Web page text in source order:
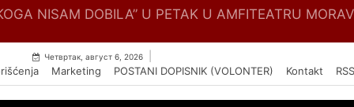
Skip
NISAM DOBILA” U PETAK U AMFITEATRU
Четвртак, август 6, 2026
Marketing POSTANI DOPISNIK (VOLONTER) Kontakt RSS